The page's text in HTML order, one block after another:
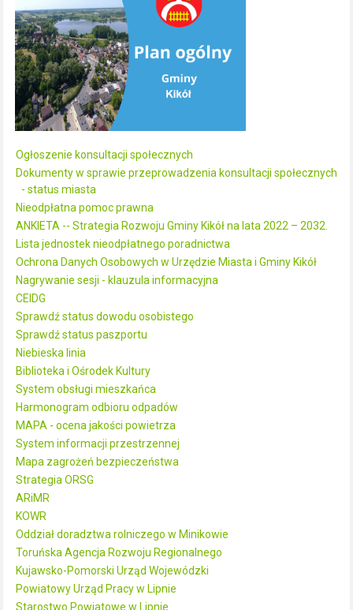
Ogłoszenie konsultacji społecznych
Dokumenty w sprawie przeprowadzenia konsultacji społecznych
- status miasta
Nieodpłatna pomoc prawna
ANKIETA -- Strategia Rozwoju Gminy Kikół na lata 2022 – 2032.
Lista jednostek nieodpłatnego poradnictwa
Ochrona Danych Osobowych w Urzędzie Miasta i Gminy Kikół
Nagrywanie sesji - klauzula informacyjna
CEIDG
Sprawdź status dowodu osobistego
Sprawdź status paszportu
Niebieska linia
Biblioteka i Ośrodek Kultury
System obsługi mieszkańca
Harmonogram odbioru odpadów
MAPA - ocena jakości powietrza
System informacji przestrzennej
Mapa zagrożeń bezpieczeństwa
Strategia ORSG
ARiMR
KOWR
Oddział doradztwa rolniczego w Minikowie
Toruńska Agencja Rozwoju Regionalnego
Kujawsko-Pomorski Urząd Wojewódzki
Powiatowy Urząd Pracy w Lipnie
Starostwo Powiatowe w Lipnie